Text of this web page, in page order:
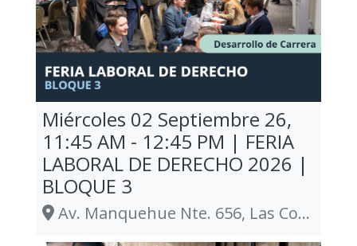
Miércoles 02 Septiembre 26,
11:45 AM - 12:45 PM | FERIA
LABORAL DE DERECHO 2026 |
BLOQUE 3
Av. Manquehue Nte. 656, Las Condes., Las Condes